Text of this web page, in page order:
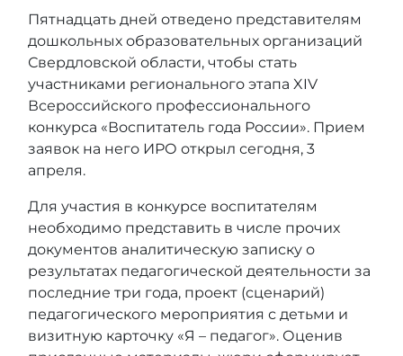
Пятнадцать дней отведено представителям
дошкольных образовательных организаций
Свердловской области, чтобы стать
участниками регионального этапа XIV
Всероссийского профессионального
конкурса «Воспитатель года России». Прием
заявок на него ИРО открыл сегодня, 3
апреля.
Для участия в конкурсе воспитателям
необходимо представить в числе прочих
документов аналитическую записку о
результатах педагогической деятельности за
последние три года, проект (сценарий)
педагогического мероприятия с детьми и
визитную карточку «Я – педагог». Оценив